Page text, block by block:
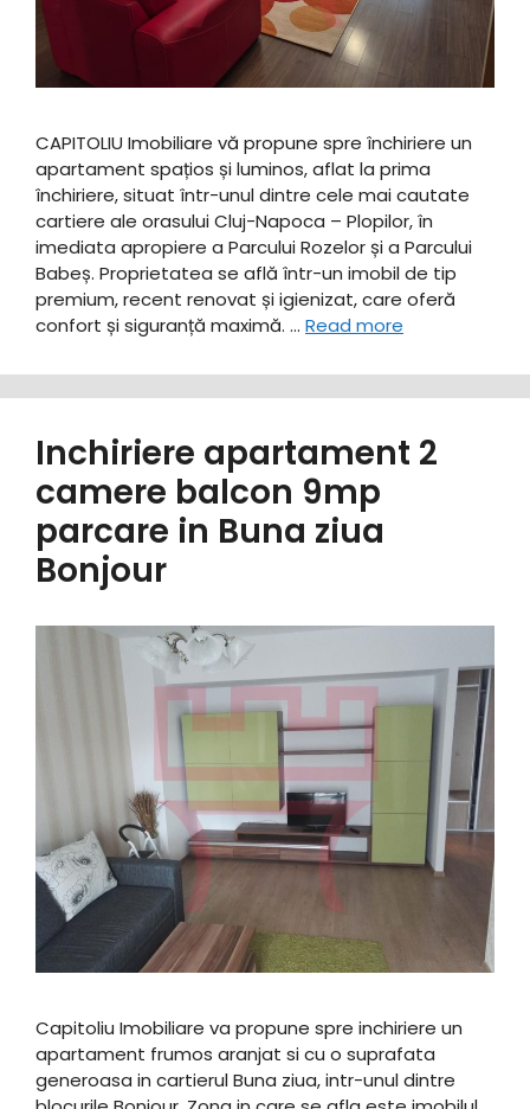
CAPITOLIU Imobiliare vă propune spre închiriere un
apartament spațios și luminos, aflat la prima
închiriere, situat într-unul dintre cele mai cautate
cartiere ale orasului Cluj-Napoca – Plopilor, în
imediata apropiere a Parcului Rozelor și a Parcului
Babeș. ​Proprietatea se află într-un imobil de tip
premium, recent renovat și igienizat, care oferă
confort și siguranță maximă. … Read more
Inchiriere apartament 2
camere balcon 9mp
parcare in Buna ziua
Bonjour
Capitoliu Imobiliare va propune spre inchiriere un
apartament frumos aranjat si cu o suprafata
generoasa in cartierul Buna ziua, intr-unul dintre